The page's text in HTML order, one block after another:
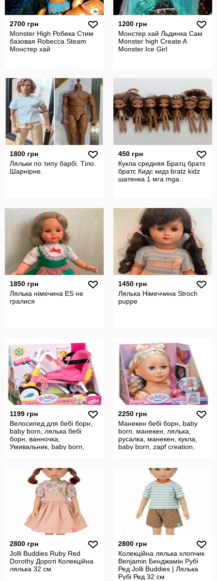
2700 грн
Monster High Робека Стим
базовая Robecca Steam
Монстер хай
1200 грн
Монстер хай Льдинка Сам
Monster high Create A
Monster Ice Girl
1800 грн
Ляльки по типу барбі. Тіло.
Шарнірне.
450 грн
Кукла средняя Братц братз
братс Кидс кидз bratz kidz
шатенка 1 мга mga.
1850 грн
Лялька німечина ES не
гралися
1450 грн
Лялька Німеччина Stroch
puppe
1199 грн
Велосипед для бебі борн,
baby born, лялька бебі
борн, ванночка,
Умивальник, baby born,
2250 грн
Манекен бебі борн, baby
born, манекен, лялька,
русалка, манекен, кукла,
baby born, zapf creation,
2800 грн
Jolli Buddies Ruby Red
Dorothy Дороті Колекційна
лялька 32 см
2800 грн
Колекційна лялька хлопчик
Benjamin Бенджамін Рубі
Ред Jolli Buddies | Лялька
Рубі Ред 32 см